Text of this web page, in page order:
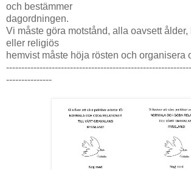
och bestämmer
dagordningen.
Vi måste göra motstånd, alla oavsett
eller religiös
hemvist måste höja rösten och organisera
---------------